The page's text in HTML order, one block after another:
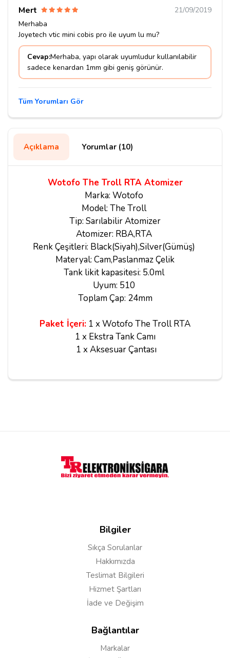
Mert
21/09/2019
Merhaba
Joyetech vtic mini cobis pro ile uyum lu mu?
Cevap:Merhaba, yapı olarak uyumludur kullanılabilir
sadece kenardan 1mm gibi geniş görünür.
Tüm Yorumları Gör
Açıklama Yorumlar (10)
Wotofo The Troll RTA Atomizer
Marka: Wotofo
Model: The Troll
Tip: Sarılabilir Atomizer
Atomizer: RBA,RTA
Renk Çeşitleri: Black(Siyah),Silver(Gümüş)
Materyal: Cam,Paslanmaz Çelik
Tank likit kapasitesi: 5.0ml
Uyum: 510
Toplam Çap: 24mm
Paket İçeri: 1 x Wotofo The Troll RTA
1 x Ekstra Tank Camı
1 x Aksesuar Çantası
swag 2 ile uyumlu mudur ?
atomizerin çapı 24 mm dir ve uyacaktır.
Likit akıtımı yapıyor bilgi verebilirmisnz
Merhaba, Troll rta oldukça zor akıtma
yapacak bir ürün. rta atomizerde akıtma olması
Bilgiler
Sıkça Sorulanlar
Hakkımızda
Teslimat Bilgileri
Hizmet Şartları
İade ve Değişim
Bağlantılar
Markalar